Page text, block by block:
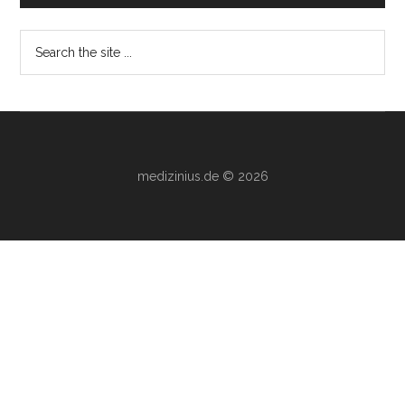
...
medizinius.de © 2026